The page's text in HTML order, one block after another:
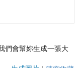
們會幫妳生成一張大